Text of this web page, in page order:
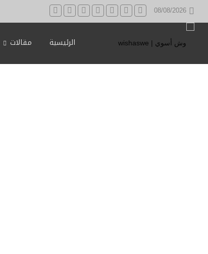
08/08/2026
الرئيسية مقالات